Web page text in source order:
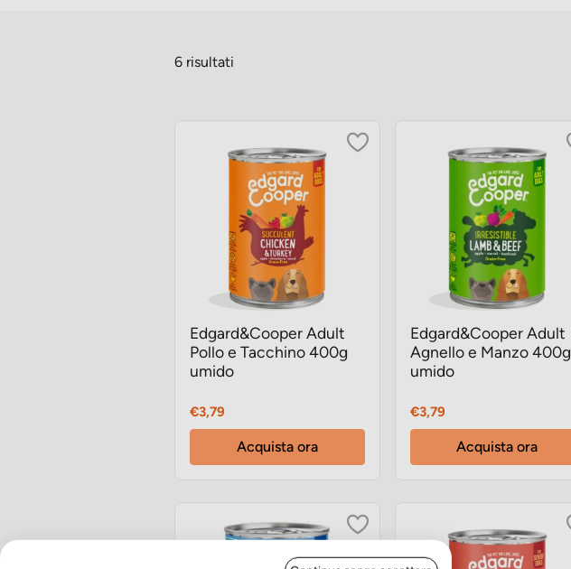
6 risultati
Edgard&Cooper Adult
Pollo e Tacchino 400g
umido
Prezzo
€3,79
Acquista ora
Edgard&Cooper Adult
Agnello e Manzo 400g
umido
Prezzo
€3,79
Acquista ora